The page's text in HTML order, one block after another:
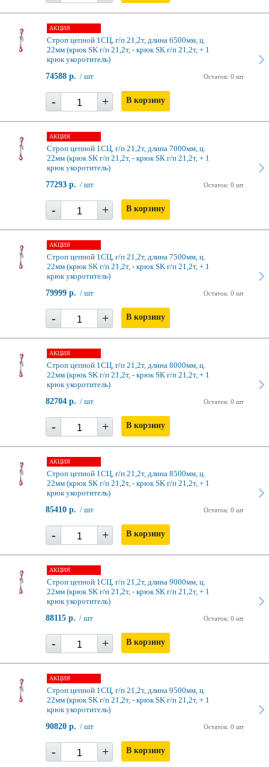
АКЦИЯ
Строп цепной 1СЦ, г/п 21,2т, длина 6500мм, ц.
22мм (крюк SK г/п 21,2т, - крюк SK г/п 21,2т, + 1
крюк укоротитель)
Остаток: 0 шт
74588 р. / шт
- + В корзину
АКЦИЯ
Строп цепной 1СЦ, г/п 21,2т, длина 7000мм, ц.
22мм (крюк SK г/п 21,2т, - крюк SK г/п 21,2т, + 1
крюк укоротитель)
Остаток: 0 шт
77293 р. / шт
- + В корзину
АКЦИЯ
Строп цепной 1СЦ, г/п 21,2т, длина 7500мм, ц.
22мм (крюк SK г/п 21,2т, - крюк SK г/п 21,2т, + 1
крюк укоротитель)
Остаток: 0 шт
79999 р. / шт
- + В корзину
АКЦИЯ
Строп цепной 1СЦ, г/п 21,2т, длина 8000мм, ц.
22мм (крюк SK г/п 21,2т, - крюк SK г/п 21,2т, + 1
крюк укоротитель)
Остаток: 0 шт
82704 р. / шт
- + В корзину
АКЦИЯ
Строп цепной 1СЦ, г/п 21,2т, длина 8500мм, ц.
22мм (крюк SK г/п 21,2т, - крюк SK г/п 21,2т, + 1
крюк укоротитель)
Остаток: 0 шт
85410 р. / шт
- + В корзину
АКЦИЯ
Строп цепной 1СЦ, г/п 21,2т, длина 9000мм, ц.
22мм (крюк SK г/п 21,2т, - крюк SK г/п 21,2т, + 1
крюк укоротитель)
Остаток: 0 шт
88115 р. / шт
- + В корзину
АКЦИЯ
Строп цепной 1СЦ, г/п 21,2т, длина 9500мм, ц.
22мм (крюк SK г/п 21,2т, - крюк SK г/п 21,2т, + 1
крюк укоротитель)
Остаток: 0 шт
90820 р. / шт
- + В корзину